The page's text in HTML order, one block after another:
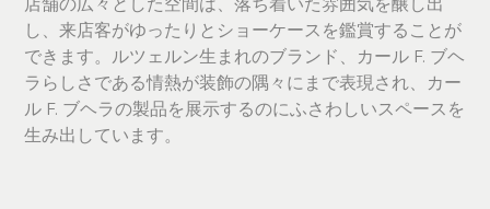
店舗の広々とした空間は、落ち着いた雰囲気を醸し出
し、来店客がゆったりとショーケースを鑑賞することが
できます。ルツェルン生まれのブランド、カール F. ブヘ
ラらしさである情熱が装飾の隅々にまで表現され、カー
ル F. ブヘラの製品を展示するのにふさわしいスペースを
生み出しています。